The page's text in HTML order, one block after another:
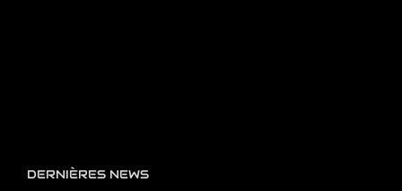
DERNIÈRES NEWS